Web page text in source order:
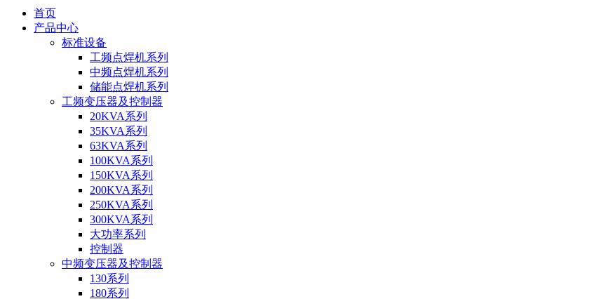
首页
产品中心
标准设备
工频点焊机系列
中频点焊机系列
储能点焊机系列
工频变压器及控制器
20KVA系列
35KVA系列
63KVA系列
100KVA系列
150KVA系列
200KVA系列
250KVA系列
300KVA系列
大功率系列
控制器
中频变压器及控制器
130系列
180系列